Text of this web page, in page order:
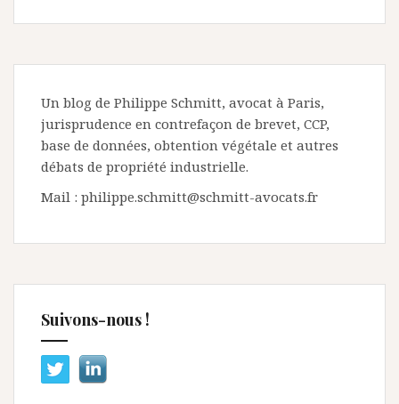
Un blog de Philippe Schmitt, avocat à Paris,
jurisprudence en contrefaçon de brevet, CCP,
base de données, obtention végétale et autres
débats de propriété industrielle.
Mail : philippe.schmitt@schmitt-avocats.fr
Suivons-nous !